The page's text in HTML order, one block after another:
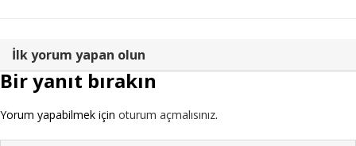
İlk yorum yapan olun
Bir yanıt bırakın
Yorum yapabilmek için oturum açmalısınız.